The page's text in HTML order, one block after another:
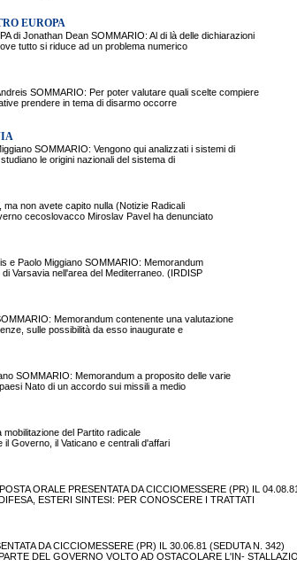
EUROPA
di Jonathan Dean SOMMARIO: Al di là delle dichiarazioni
tutto si riduce ad un problema numerico
SOMMARIO: Per poter valutare quali scelte compiere
prendere in tema di disarmo occorre
SOMMARIO: Vengono qui analizzati i sistemi di
le origini nazionali del sistema di
non avete capito nulla (Notizie Radicali
cecoslovacco Miroslav Pavel ha denunciato
e Paolo Miggiano SOMMARIO: Memorandum
Varsavia nell'area del Mediterraneo. (IRDISP
Memorandum contenente una valutazione
sulle possibilità da esso inaugurate e
SOMMARIO: Memorandum a proposito delle varie
Nato di un accordo sui missili a medio
del Partito radicale
Governo, il Vaticano e centrali d'affari
ORALE PRESENTATA DA CICCIOMESSERE (PR) IL 04.08.81
ESTERI SINTESI: PER CONOSCERE I TRATTATI
DA CICCIOMESSERE (PR) IL 30.06.81 (SEDUTA N. 342)
DEL GOVERNO VOLTO AD OSTACOLARE L'IN-